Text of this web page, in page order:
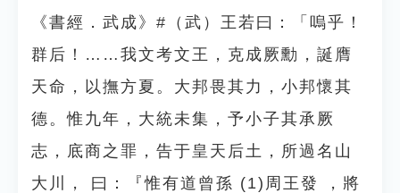
《書經．武成》#（武）王若曰：「嗚乎！
群后！……我文考文王，克成厥勳，誕膺
天命，以撫方夏。大邦畏其力，小邦懷其
德。惟九年，大統未集，予小子其承厥
志，底商之罪，告于皇天后土，所過名山
大川， 曰：『惟有道曾孫 (1)周王發 ，將